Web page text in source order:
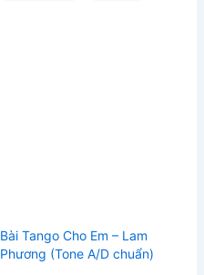
Bài Tango Cho Em – Lam
Phương (Tone A/D chuẩn)